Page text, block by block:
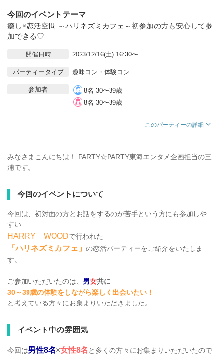
今回のイベントテーマ
癒し×恋活空間 ～ハリネズミカフェ～初参加の方も安心して参
加できる♡
開催日時 2023/12/16(土) 16:30〜
パーティータイプ 趣味コン・体験コン
参加者
8名 30〜39歳
8名 30〜39歳
このパーティーの詳細
みなさまこんにちは！ PARTY☆PARTY東海エンタメ企画担当の三
浦です。
今回のイベントについて
今回は、初対面の方とお話をするのが苦手という方にも参加しや
すい
HARRY WOODで行われた
「ハリネズミカフェ」 の恋活パーティーをご紹介をいたしま
す。
ご参加いただいたのは、 男女共に
30～39歳の体験をしながら楽しく出会いたい！
と考えている方々にお集まりいただきました。
イベント中の雰囲気
今回は男性8名×女性8名 と多くの方々にお集まりいただいたので